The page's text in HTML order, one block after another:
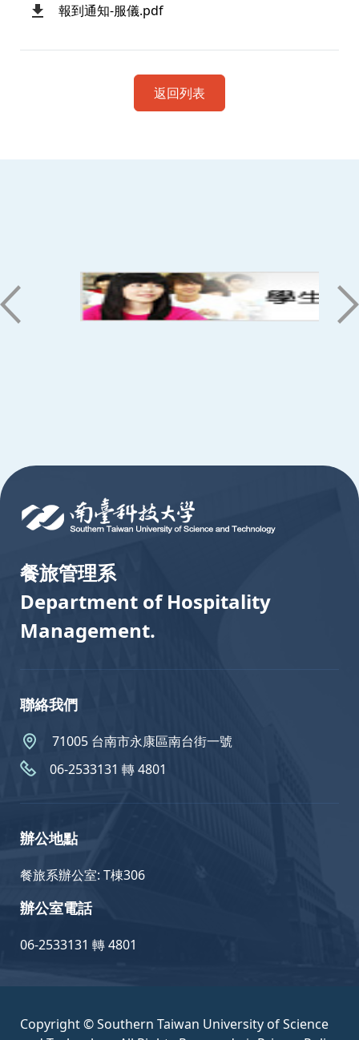
報到通知-服儀.pdf
返回列表
餐旅管理系
Department of Hospitality
Management.
聯絡我們
71005 台南市永康區南台街一號
06-2533131 轉 4801
辦公地點
餐旅系辦公室: T棟306
辦公室電話
06-2533131 轉 4801
Copyright © Southern Taiwan University of Science